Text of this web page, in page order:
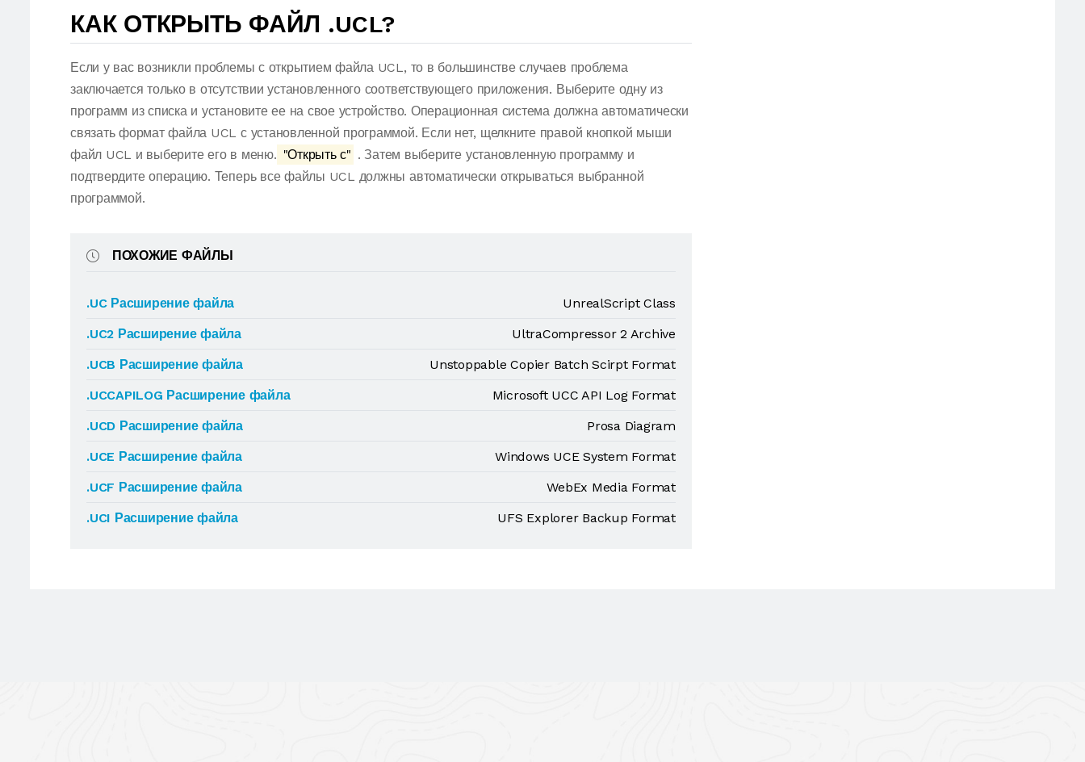
КАК ОТКРЫТЬ ФАЙЛ .UCL?
Если у вас возникли проблемы с открытием файла UCL, то в большинстве случаев проблема
заключается только в отсутствии установленного соответствующего приложения. Выберите одну из
программ из списка и установите ее на свое устройство. Операционная система должна автоматически
связать формат файла UCL с установленной программой. Если нет, щелкните правой кнопкой мыши
файл UCL и выберите его в меню. "Открыть с" . Затем выберите установленную программу и
подтвердите операцию. Теперь все файлы UCL должны автоматически открываться выбранной
программой.
ПОХОЖИЕ ФАЙЛЫ
.UC Расширение файла
UnrealScript Class
.UC2 Расширение файла
UltraCompressor 2 Archive
.UCB Расширение файла
Unstoppable Copier Batch Scirpt Format
.UCCAPILOG Расширение файла
Microsoft UCC API Log Format
.UCD Расширение файла
Prosa Diagram
.UCE Расширение файла
Windows UCE System Format
.UCF Расширение файла
WebEx Media Format
.UCI Расширение файла
UFS Explorer Backup Format